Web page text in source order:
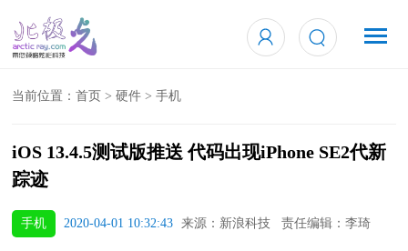
当前位置：首页 >硬件 >手机
iOS 13.4.5测试版推送 代码出现iPhone SE2代新
踪迹
手机 2020-04-01 10:32:43 来源：新浪科技 责任编辑：李琦